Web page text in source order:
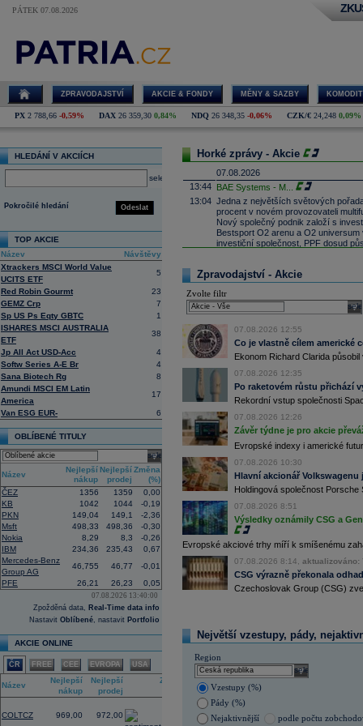
PÁTEK 07.08.2026
ZPRAVODAJSTVÍ AKCIE & FONDY MĚNY & SAZBY
PX 2 788,66 -0,59% DAX 26 359,30 0,84% NDQ 26 348,35 -0,06% CZK/€ 24,248 0,09%
HLEDÁNÍ V AKCIÍCH
select
Odeslat
Pokročilé hledání
TOP AKCIE
Název
Návštěvy
Xtrackers MSCI World Value
UCITS ETF
5
Red Robin Gourmt
23
GEMZ Crp
7
Sp US Ps Eqty GBTC
1
ISHARES MSCI AUSTRALIA
ETF
38
Jp All Act USD-Acc
4
Softw Series A-E Br
4
Sana Biotech Rg
8
Amundi MSCI EM Latin
America
17
Van ESG EUR- 6
OBLÍBENÉ TITULY
select
Název
Nejlepší
nákup
Nejlepší
prodej
Změna
(%)
ČEZ
1356 1359
0,00
KB
1042 1044
-0,19
PKN
149,04 149,1
-2,36
Msft
498,33 498,36
-0,30
Nokia
8,29 8,3
-0,26
IBM
234,36 235,43
0,67
Mercedes-Benz
Group AG
46,755 46,77
-0,01
PFE
26,21 26,23 0,05
07.08.2026 13:40:00
Zpožděná data, Real-Time data info
Nastavit Oblíbené, nastavit Portfolio
AKCIE ONLINE
ČR FREE CEE EVROPA USA
Název
Nejlepší
nákup
Nejlepší
prodej
Změna
COLTCZ 969,00 972,00
Horké zprávy - Akcie
07.08.2026
13:44 BAE Systems - M
13:04 Jedna z největších světových
procent v novém provozovateli
Nový společný podnik založí s
Bestsport O2 arenu a O2
investiční společnost, PPF dosud
procenta, smíšené fondy 4,4
akciové fondy podle indexu přinesly
procenta a dluhopisové fondy 2,5
11:43 Novo Nordisk -...
11:27 Jedna z největších světových
procent v novém provozovateli
Nový společný podnik založí s
Bestsport O2 arenu a O2
investiční společnost, PPF dosud
Porsche SE, která je hlavním
se v pololetí propadla do čisté ztráty
Volkswagen
konkurenceschopnosti (ČTK)
11:02 Italy's Prysmia...
10:51
EasyJet-JP Mo......
10:28 BP -HSBCsnižu......
10:13 Ahold Delhaize ...
9:10
DraftKings dosáhl ve 2Q výnosů
8:48 Airbnb očekává ve 3Q tržby 4,69 -
8:43 Porsche reportovalo za první
zisku 338 mil.
(Bloomberg)
8:37
Akcie Fujifilm klesají o více než 18
listing této části
(Bloomberg)
8:35
Německá pojišťovací společnost
10,6 procenta na rekordních 4,87
8:25 Největší polská petrochemická
čistý zisk na 15,87 miliardy zlotých
státě (ČTK)
8:06 Antivirová společnost Gen Digital v
procent na 215 milionů
spojením americké NortonLifeLock
1,34 miliardydolarů(ČTK)
7:51
Czechoslovak Group oznámila za
EBIT 784 mil.
mld.
EUR
Zpravodajství - Akcie
Zvolte filtr
07.08.2026 12:55
Co je vlastně cílem americké
Ekonom Richard Clarida
07.08.2026 12:35
Po raketovém růstu přichází
Rekordní vstup společnosti
07.08.2026 12:26
Závěr týdne je pro akcie
Evropské indexy i americké
07.08.2026 10:30
Hlavní akcionář
Holdingová společnost
07.08.2026 8:51
Výsledky oznámily CSG a
Evropské akciové trhy míří k smíšenému
07.08.2026 8:14, aktualizováno:
CSG výrazně překonala
Czechoslovak Group (CSG)
Největší vzestupy, pády,
Region
select
Vzestupy (%)
Pády (%)
Nejaktivnější
podle počtu